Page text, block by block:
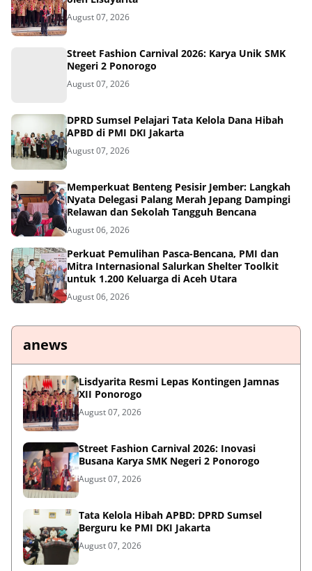
August 07, 2026
Street Fashion Carnival 2026: Karya Unik SMK
Negeri 2 Ponorogo
August 07, 2026
DPRD Sumsel Pelajari Tata Kelola Dana Hibah
APBD di PMI DKI Jakarta
August 07, 2026
Memperkuat Benteng Pesisir Jember: Langkah
Nyata Delegasi Palang Merah Jepang Dampingi
Relawan dan Sekolah Tangguh Bencana
August 06, 2026
Perkuat Pemulihan Pasca-Bencana, PMI dan
Mitra Internasional Salurkan Shelter Toolkit
untuk 1.200 Keluarga di Aceh Utara
August 06, 2026
anews
Lisdyarita Resmi Lepas Kontingen Jamnas
XII Ponorogo
August 07, 2026
Street Fashion Carnival 2026: Inovasi
Busana Karya SMK Negeri 2 Ponorogo
August 07, 2026
Tata Kelola Hibah APBD: DPRD Sumsel
Berguru ke PMI DKI Jakarta
August 07, 2026